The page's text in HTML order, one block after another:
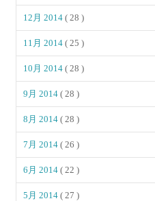
12月 2014( 28 )
11月 2014( 25 )
10月 2014( 28 )
9月 2014( 28 )
8月 2014( 28 )
7月 2014( 26 )
6月 2014( 22 )
5月 2014( 27 )